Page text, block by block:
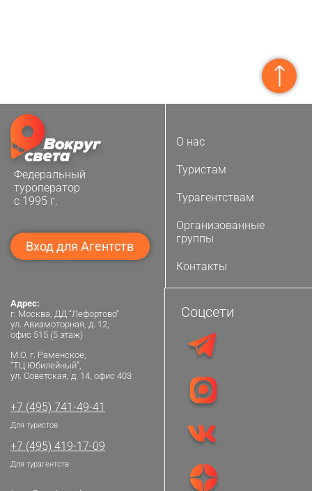
Федеральный
туроператор
с 1995 г.
Вход для Агентств
О нас
Туристам
Турагентствам
Организованные
группы
Контакты
Адрес:
г. Москва, ДД “Лефортово”
ул. Авиамоторная, д. 12,
офис 515 (5 этаж)
М.О. г. Раменское,
“ТЦ Юбилейный”,
ул. Советская, д. 14, офис 403
+7 (495) 741-49-41
Для туристов
+7 (495) 419-17-09
Для турагентств
Соцсети